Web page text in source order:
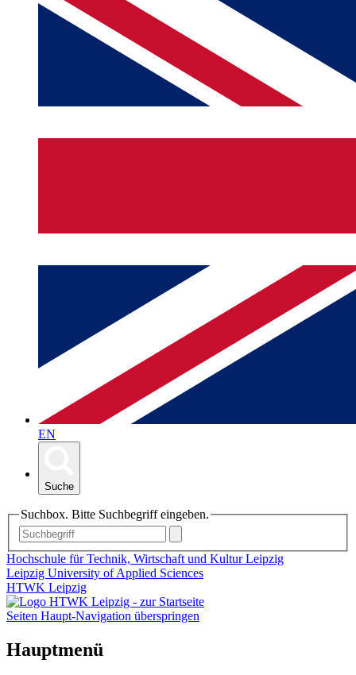
EN
Suche
Suchbox. Bitte Suchbegriff eingeben.
Hochschule für Technik, Wirtschaft und Kultur Leipzig
Leipzig University of Applied Sciences
HTWK Leipzig
Seiten Haupt-Navigation überspringen
Hauptmenü